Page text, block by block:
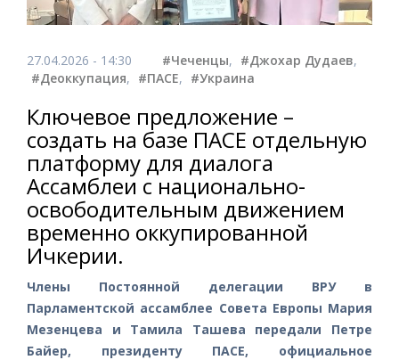
27.04.2026 - 14:30 #Чеченцы, #Джохар Дудаев,
#Деоккупация, #ПАСЕ, #Украина
Ключевое предложение –
создать на базе ПАСЕ отдельную
платформу для диалога
Ассамблеи с национально-
освободительным движением
временно оккупированной
Ичкерии.
Члены Постоянной делегации ВРУ в
Парламентской ассамблее Совета Европы Мария
Мезенцева и Тамила Ташева передали Петре
Байер, президенту ПАСЕ, официальное